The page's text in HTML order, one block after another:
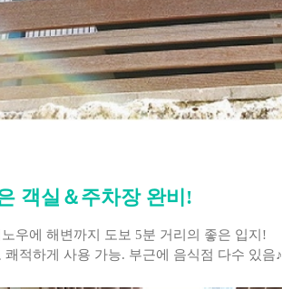
객실＆주차장 완비!
우에 해변까지 도보 5분 거리의 좋은 입지!
적하게 사용 가능. 부근에 음식점 다수 있음♪